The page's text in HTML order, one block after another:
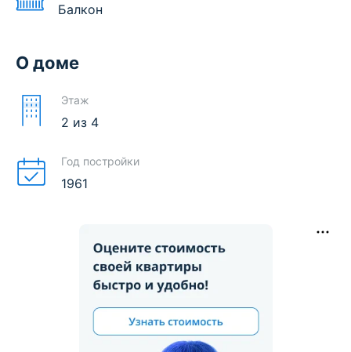
Балкон
О доме
Этаж
2 из 4
Год постройки
1961